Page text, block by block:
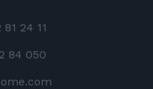
24 11
84 050